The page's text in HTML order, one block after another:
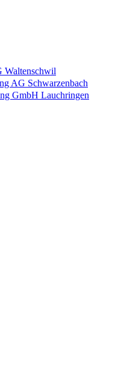
Waltenschwil
AG Schwarzenbach
GmbH Lauchringen